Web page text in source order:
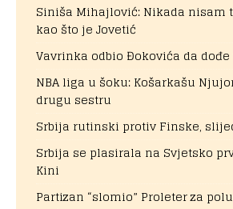
Siniša Mihajlović: Nikada nisam
kao što je Jovetić
Vavrinka odbio Đokovića da dođe
NBA liga u šoku: Košarkašu
drugu sestru
Srbija rutinski protiv Finske,
Srbija se plasirala na Svjetsko
Kini
Partizan “slomio” Proleter za